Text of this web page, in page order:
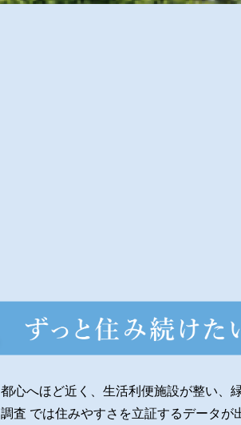
2025.4.25
来場予約の受付を開始しました
2025.4.11
都心へほど近く、生活利便施設が整い、
調査 では住みやすさを立証するデータが